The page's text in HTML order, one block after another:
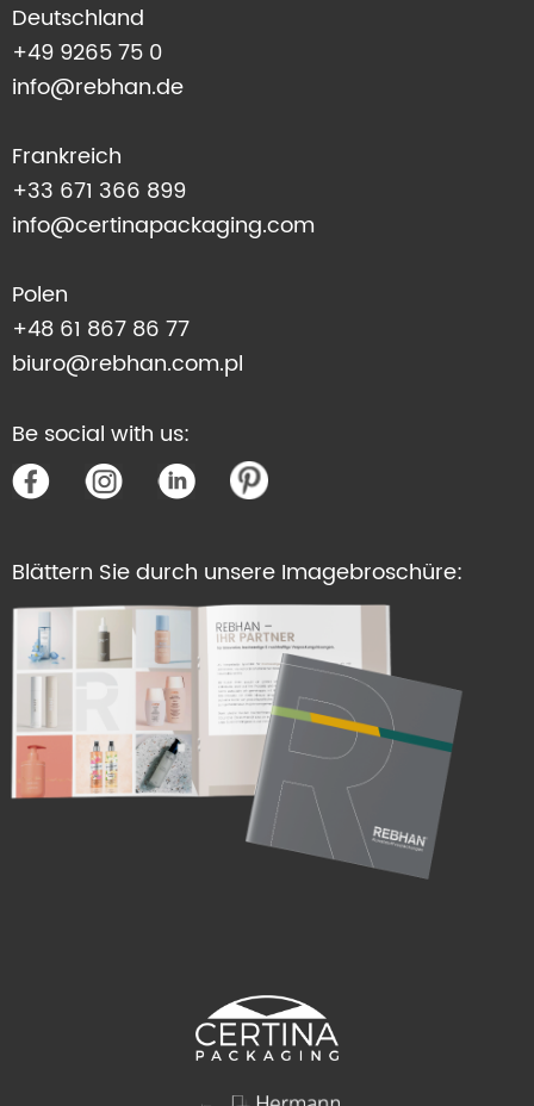
Deutschland
+49 9265 75 0
info@rebhan.de
Frankreich
+33 671 366 899
info@certinapackaging.com
Polen
+48 61 867 86 77
biuro@rebhan.com.pl
Be social with us:
Blättern Sie durch unsere Imagebroschüre: